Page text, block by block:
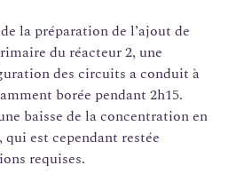
la préparation de l’ajout de
du réacteur 2, une
des circuits a conduit à
borée pendant 2h15.
baisse de la concentration en
est cependant restée
requises.